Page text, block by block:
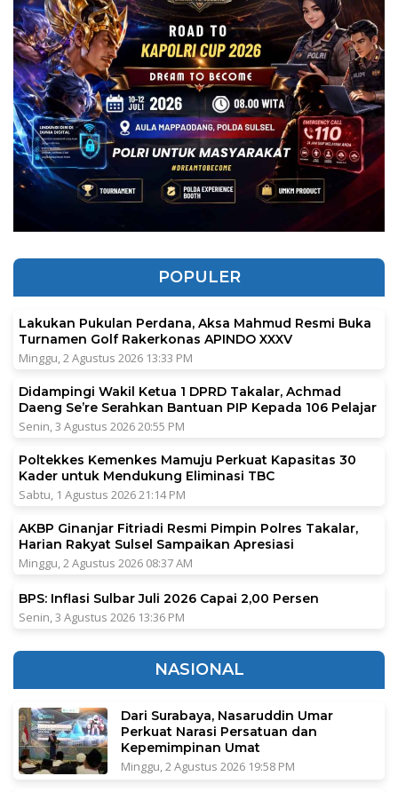
POPULER
Lakukan Pukulan Perdana, Aksa Mahmud Resmi Buka
Turnamen Golf Rakerkonas APINDO XXXV
Minggu, 2 Agustus 2026 13:33 PM
Didampingi Wakil Ketua 1 DPRD Takalar, Achmad
Daeng Se’re Serahkan Bantuan PIP Kepada 106 Pelajar
Senin, 3 Agustus 2026 20:55 PM
Poltekkes Kemenkes Mamuju Perkuat Kapasitas 30
Kader untuk Mendukung Eliminasi TBC
Sabtu, 1 Agustus 2026 21:14 PM
AKBP Ginanjar Fitriadi Resmi Pimpin Polres Takalar,
Harian Rakyat Sulsel Sampaikan Apresiasi
Minggu, 2 Agustus 2026 08:37 AM
BPS: Inflasi Sulbar Juli 2026 Capai 2,00 Persen
Senin, 3 Agustus 2026 13:36 PM
NASIONAL
Dari Surabaya, Nasaruddin Umar
Perkuat Narasi Persatuan dan
Kepemimpinan Umat
Minggu, 2 Agustus 2026 19:58 PM